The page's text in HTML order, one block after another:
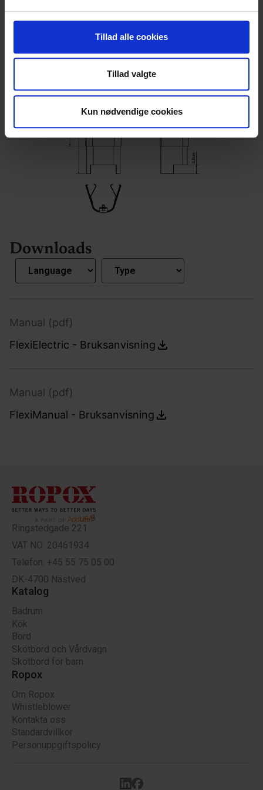
Vi bruger cookies til at tilpasse vores indhold og
at analysere vores trafik. Vi deler også oplysninger om
din brug af vores hjemmeside med vores partnere inden
for sociale medier, annonceringspartnere og
data med andre oplysninger, du har givet dem, eller som
de har indsamlet fra din brug af deres tjenester.
Tillad alle cookies
Tillad valgte
Kun nødvendige cookies
Downloads
Manual (pdf)
FlexiElectric - Bruksanvisning
Manual (pdf)
FlexiManual - Bruksanvisning
Ringstedgade 221
VAT NO: 20461934
Telefon: +45 55 75 05 00
DK-4700 Nästved
Katalog
Badrum
Kök
Bord
Skötbord och Vårdvagn
Skötbord för barn
Ropox
Om Ropox
Whistleblower
Kontakta oss
Standardvillkor
Personuppgiftspolicy